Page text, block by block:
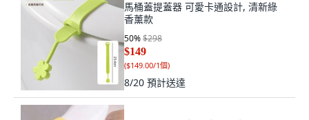
馬桶蓋提蓋器 可愛卡通設計, 清新綠
香薰款
50%$298
$149
($149.00/1個)
8/20 預計送達